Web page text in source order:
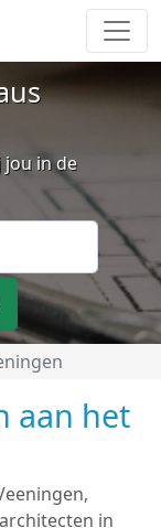
jou in de
aan het
in